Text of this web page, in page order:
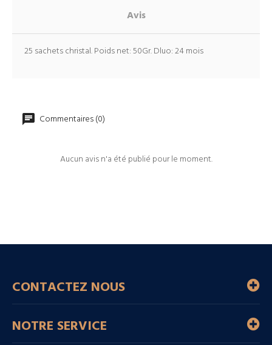
Avis
25 sachets christal. Poids net: 50Gr. Dluo: 24 mois
Commentaires (0)
Aucun avis n'a été publié pour le moment.
CONTACTEZ NOUS
NOTRE SERVICE